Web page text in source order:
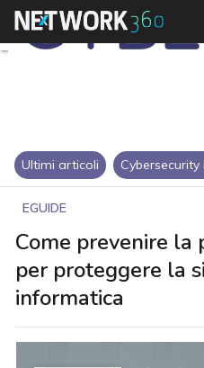
Ultimi articoli
EGUIDE
Come prevenire la
per proteggere la
informatica